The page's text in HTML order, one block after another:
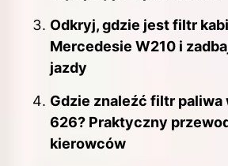
Odkryj, gdzie jest filtr
Mercedesie W210 i
jazdy
Gdzie znaleźć filtr paliwa
626? Praktyczny
kierowców